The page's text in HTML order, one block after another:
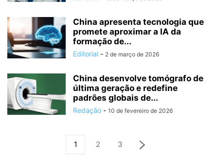
China apresenta tecnologia que
promete aproximar a IA da
formação de...
Editorial - 2 de março de 2026
China desenvolve tomógrafo de
última geração e redefine
padrões globais de...
Redação - 10 de fevereiro de 2026
1 2 3